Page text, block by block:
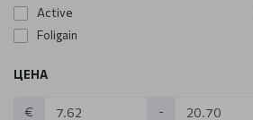
Active
Foligain
ЦЕНА
€ -